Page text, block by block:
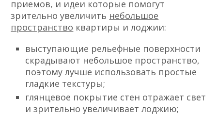
приемов, и идеи которые помогут
зрительно увеличить небольшое
пространство квартиры и лоджии:
выступающие рельефные поверхности
скрадывают небольшое пространство,
поэтому лучше использовать простые
гладкие текстуры;
глянцевое покрытие стен отражает свет
и зрительно увеличивает лоджию;